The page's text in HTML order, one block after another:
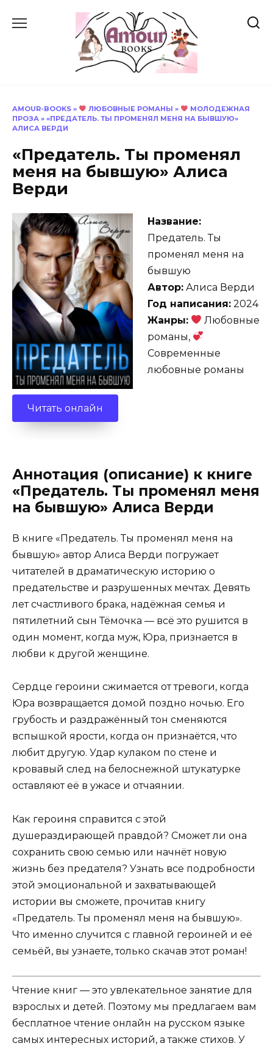
AMOUR-BOOKS » ЛЮБОВНЫЕ РОМАНЫ »
МОЛОДЕЖНАЯ
ПРОЗА » «ПРЕДАТЕЛЬ. ТЫ ПРОМЕНЯЛ МЕНЯ НА БЫВШУЮ»
АЛИСА ВЕРДИ
«Предатель. Ты променял
меня на бывшую» Алиса
Верди
Название:
Предатель. Ты
променял меня на
бывшую
Автор: Алиса Верди
Год написания: 2024
Жанры:
Любовные
романы,
Современные
любовные романы
Читать онлайн
Аннотация (описание) к книге
«Предатель. Ты променял меня
на бывшую» Алиса Верди
В книге «Предатель. Ты променял меня на
бывшую» автор Алиса Верди погружает
читателей в драматическую историю о
предательстве и разрушенных мечтах. Девять
лет счастливого брака, надёжная семья и
пятилетний сын Тёмочка — всё это рушится в
один момент, когда муж, Юра, признается в
любви к другой женщине.
Сердце героини сжимается от тревоги, когда
Юра возвращается домой поздно ночью. Его
грубость и раздражённый тон сменяются
вспышкой ярости, когда он признаётся, что
любит другую. Удар кулаком по стене и
кровавый след на белоснежной штукатурке
оставляют её в ужасе и отчаянии.
Как героиня справится с этой
душераздирающей правдой? Сможет ли она
сохранить свою семью или начнёт новую
жизнь без предателя? Узнать все подробности
этой эмоциональной и захватывающей
истории вы сможете, прочитав книгу
«Предатель. Ты променял меня на бывшую».
Что именно случится с главной героиней и её
семьёй, вы узнаете, только скачав этот роман!
Чтение книг — это увлекательное занятие для
взрослых и детей. Поэтому мы предлагаем вам
бесплатное чтение онлайн на русском языке
самых интересных историй, а также стихов. У